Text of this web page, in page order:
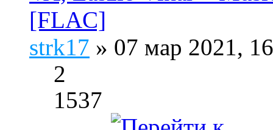
[FLAC]
strk17 » 07 мар 2021,
2
1537